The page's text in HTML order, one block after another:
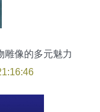
雕像的多元魅力